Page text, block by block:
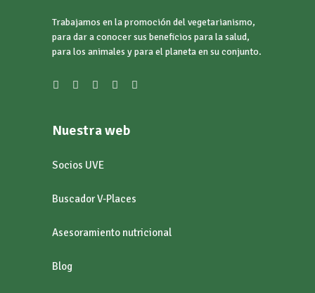
Trabajamos en la promoción del vegetarianismo,
para dar a conocer sus beneficios para la salud,
para los animales y para el planeta en su conjunto.
Nuestra web
Socios UVE
Buscador V-Places
Asesoramiento nutricional
Blog